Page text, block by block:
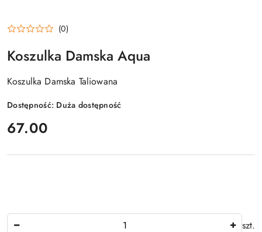
(0)
Koszulka Damska Aqua
Koszulka Damska Taliowana
Dostępność: Duża dostępność
cena:
67.00
szt.